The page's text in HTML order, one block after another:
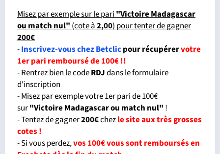
Misez par exemple sur le pari"Victoire Madagascar
ou match nul"(cote à2,00) pour tenter de gagner
200€
-Inscrivez-vous chez Betclicpour récupérervotre
1er pari remboursé de 100€ !!
- Rentrez bien le codeRDJdans le formulaire
d'inscription
- Misez par exemple votre 1er pari de 100€
sur"Victoire Madagascar ou match nul" !
- Tentez de gagner200€chezle site aux très grosses
cotes !
- Si vous perdez,vos 100€ vous sont remboursés en